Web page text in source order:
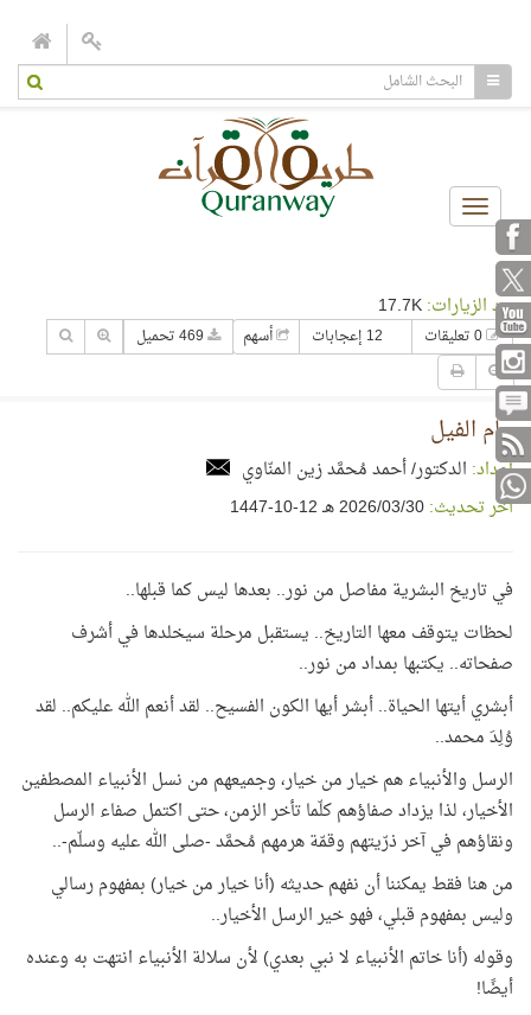
Toggle
navigation
عدد الزيارات:
12 إعجابات أسهم
عام الفيل
إعداد: الدكتور/ أحمد مُحمَّد زين المنّاوي
آخر تحديث:30‏/03‏/2026 هـ 12-10-1447
في تاريخ البشرية مفاصل من نور.. بعدها ليس كما قبلها..
لحظات يتوقف معها التاريخ.. يستقبل مرحلة سيخلدها في أشرف
صفحاته.. يكتبها بمداد من نور..
أبشري أيتها الحياة.. أبشر أيها الكون الفسيح.. لقد أنعم الله عليكم.. لقد
وُلِدَ محمد..
الرسل والأنبياء هم خيار من خيار، وجميعهم من نسل الأنبياء المصطفين
الأخيار، لذا يزداد صفاؤهم كلّما تأخر الزمن، حتى اكتمل صفاء الرسل
ونقاؤهم في آخر ذرّيتهم وقمّة هرمهم مُحمَّد -صلى الله عليه وسلّم-..
من هنا فقط يمكننا أن نفهم حديثه (أنا خيار من خيار) بمفهوم رسالي
وليس بمفهوم قبلي، فهو خير الرسل الأخيار..
وقوله (أنا خاتم الأنبياء لا نبي بعدي) لأن سلالة الأنبياء انتهت به وعنده
أيضًا!